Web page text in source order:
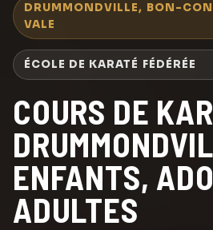
DRUMMONDVILLE, BON-
VALE
ÉCOLE DE KARATÉ FÉDÉRÉE
COURS DE
ENFANTS,
ADULTES